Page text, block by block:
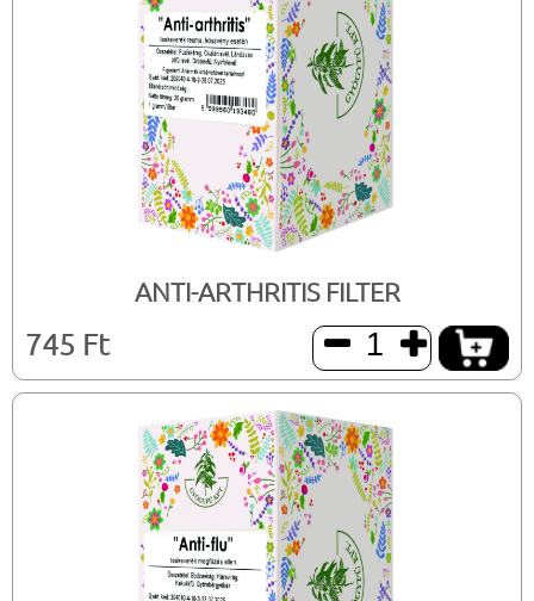
ANTI-ARTHRITIS FILTER
745 Ft  